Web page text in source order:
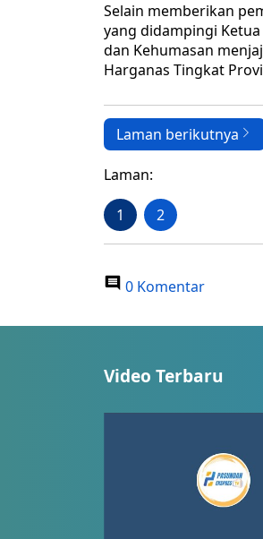
Selain memberikan
yang didampingi Ketua
dan Kehumasan
Harganas Tingkat
Laman berikutnya
Laman:
1 2
0 Komentar
Video Terbaru